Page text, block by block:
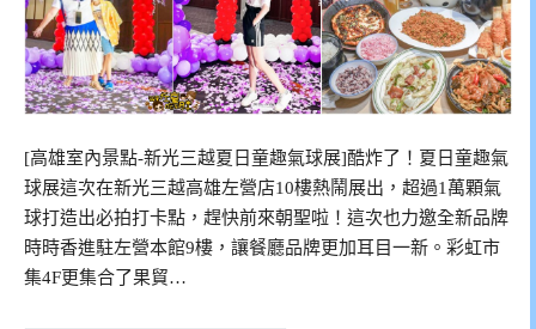
[高雄室內景點-新光三越夏日童趣氣球展]酷炸了！夏日童趣氣
球展這次在新光三越高雄左營店10樓熱鬧展出，超過1萬顆氣
球打造出必拍打卡點，趕快前來朝聖啦！這次也力邀全新品牌
時時香進駐左營本館9樓，讓餐廳品牌更加耳目一新。彩虹市
集4F更集合了果貿…